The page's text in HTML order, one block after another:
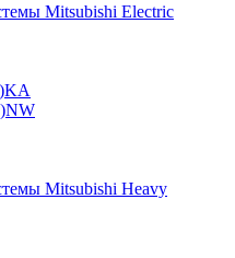
Mitsubishi Electric
Mitsubishi Heavy